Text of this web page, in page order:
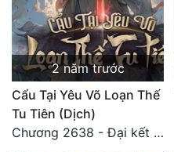
Tu Chân
Tu Tiên
Tội Phạm
Vô Địch
2 năm trước
Cẩu Tại Yêu Võ Loạn Thế
Tu Tiên (Dịch)
Chương 2638 - Đại kết cục (3)